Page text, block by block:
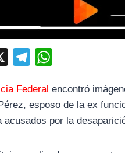
l
e
g
a
t
s
Federal encontró
esposo de la ex
acusados por la